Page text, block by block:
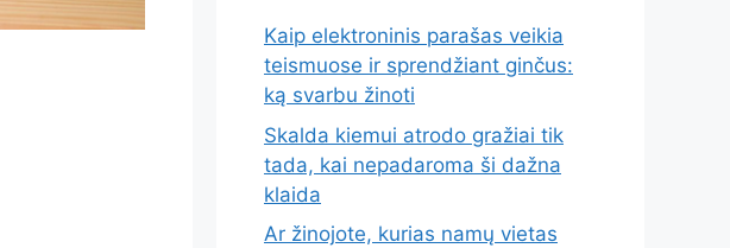
Kaip elektroninis parašas veikia
teismuose ir sprendžiant ginčus:
ką svarbu žinoti
Skalda kiemui atrodo gražiai tik
tada, kai nepadaroma ši dažna
klaida
Ar žinojote, kurias namų vietas